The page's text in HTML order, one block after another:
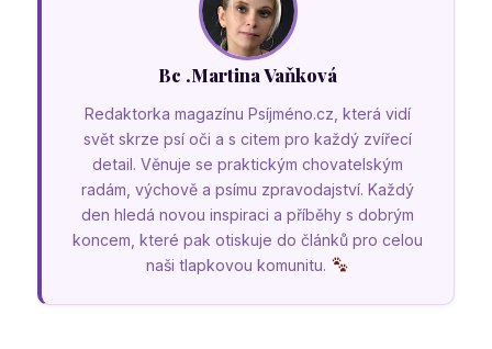
Bc .Martina Vaňková
Redaktorka magazínu Psíjméno.cz, která vidí
svět skrze psí oči a s citem pro každý zvířecí
detail. Věnuje se praktickým chovatelským
radám, výchově a psímu zpravodajství. Každý
den hledá novou inspiraci a příběhy s dobrým
koncem, které pak otiskuje do článků pro celou
naši tlapkovou komunitu.